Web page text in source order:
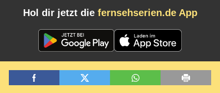
Hol dir jetzt die fernsehserien.de App